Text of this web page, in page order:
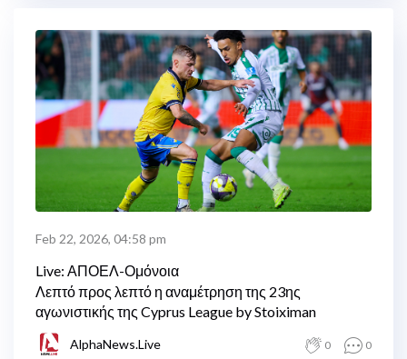
Feb 22, 2026, 04:58 pm
Live: ΑΠΟΕΛ-Ομόνοια
Λεπτό προς λεπτό η αναμέτρηση της 23ης
αγωνιστικής της Cyprus League by Stoiximan
AlphaNews.Live 0 0